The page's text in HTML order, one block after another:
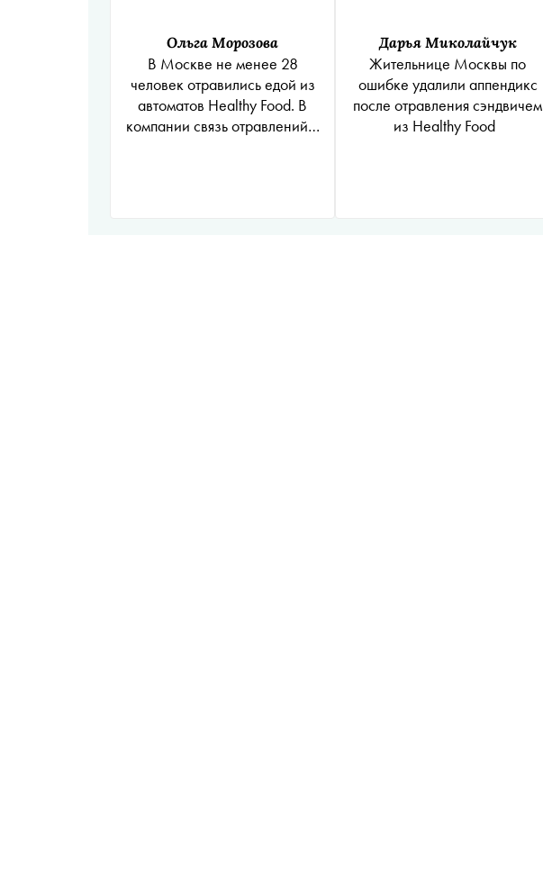
Ольга Морозова
В Москве не менее 28
человек отравились едой из
автоматов Healthy Food. В
компании связь отравлений с
Дарья Миколайчук
Жительнице Москвы по
ошибке удалили аппендикс
после отравления сэндвичем
из Healthy Food